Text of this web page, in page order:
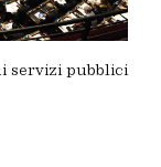
servizi pubblici